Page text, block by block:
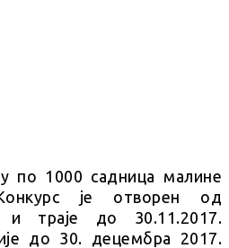
по 1000 садница малине
је отворен од
и траје до 30.11.2017.
до 30. децембра 2017.